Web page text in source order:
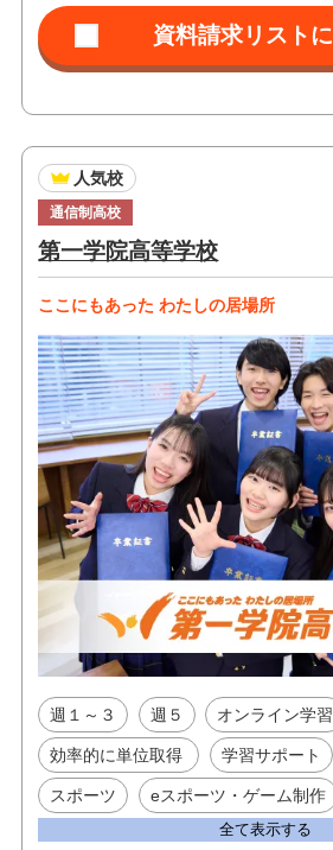
人気校
通信制高校
第一学院高等学校
ここにもあった わたしの居場所
週１～３ 週５ オンライン学習
効率的に単位取得 学習サポート
スポーツ eスポーツ・ゲーム制作
全て表示する